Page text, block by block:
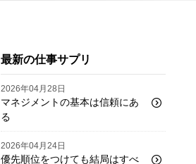
最新の仕事サプリ
2026年04月28日
マネジメントの基本は信頼にあ
る
2026年04月24日
優先順位をつけても結局はすべ